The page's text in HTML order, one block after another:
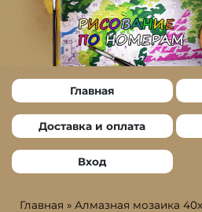
Главная
Доставка и оплата
Вход
Главная » Алмазная мозаика